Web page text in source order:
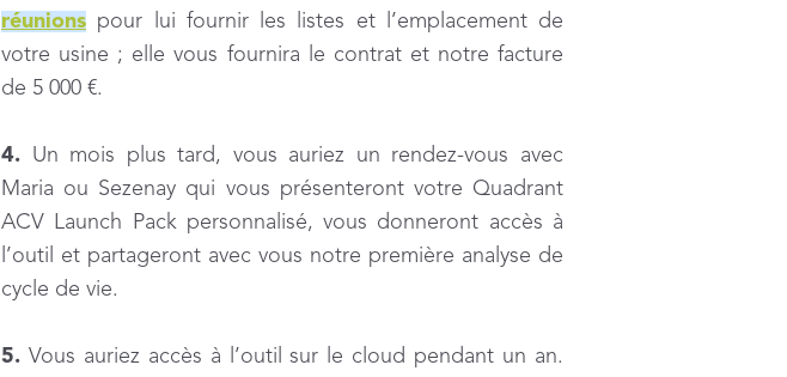
réunions pour lui fournir les listes et l’emplacement de
votre usine ; elle vous fournira le contrat et notre facture
de 5 000 €.
4. Un mois plus tard, vous auriez un rendez-vous avec
Maria ou Sezenay qui vous présenteront votre Quadrant
ACV Launch Pack personnalisé, vous donneront accès à
l’outil et partageront avec vous notre première analyse de
cycle de vie.
5. Vous auriez accès à l’outil sur le cloud pendant un an.